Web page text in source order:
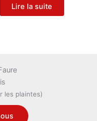
Lire la suite
les plaintes)